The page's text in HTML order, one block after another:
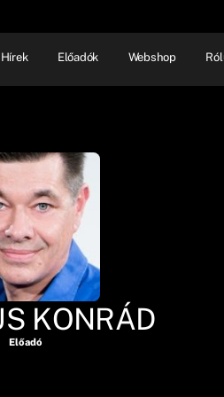
Hírek Előadók Webshop
KONRÁD
Előadó